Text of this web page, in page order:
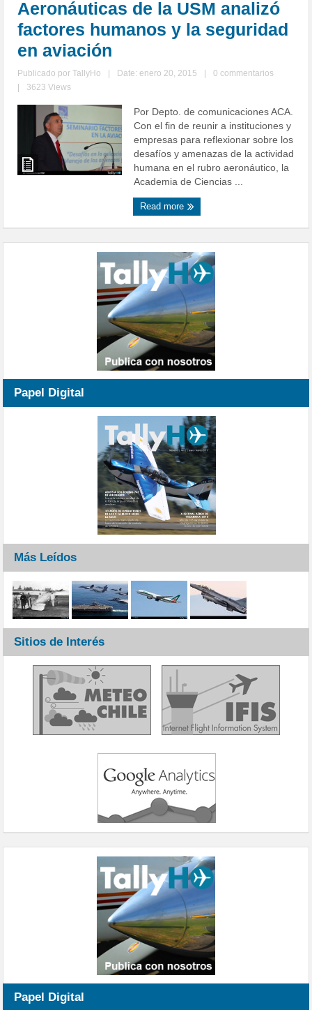
Aeronáuticas de la USM analizó
factores humanos y la seguridad
en aviación
Publicado porTallyHo Date: enero 20, 2015
0 commentarios
3623 Views
Por Depto. de comunicaciones ACA.
Con el fin de reunir a instituciones y
empresas para reflexionar sobre los
desafíos y amenazas de la actividad
humana en el rubro aeronáutico, la
Academia de Ciencias ...
Read more
Papel Digital
Más Leídos
Sitios de Interés
Papel Digital